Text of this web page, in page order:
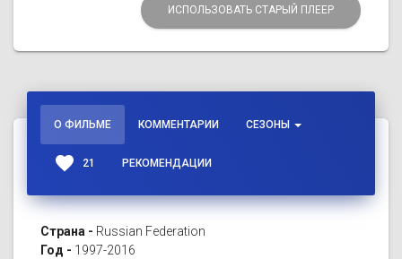
ИСПОЛЬЗОВАТЬ СТАРЫЙ ПЛЕЕР
О ФИЛЬМЕ КОММЕНТАРИИ СЕЗОНЫ
favorite 21 РЕКОМЕНДАЦИИ
Страна - Russian Federation
Год - 1997-2016